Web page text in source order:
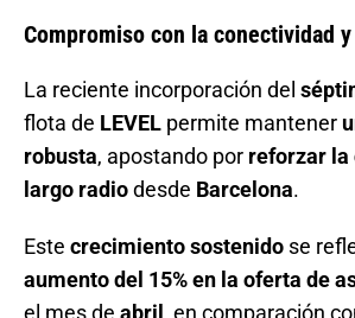
Compromiso con la conectividad
La reciente incorporación del
flota de LEVEL permite mantener
robusta, apostando por reforzar la
largo radiodesde Barcelona.
Este crecimiento sostenido se
aumento del 15% en la oferta de
el mes de abril , en comparación